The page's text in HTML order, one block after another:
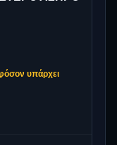
υπάρχει